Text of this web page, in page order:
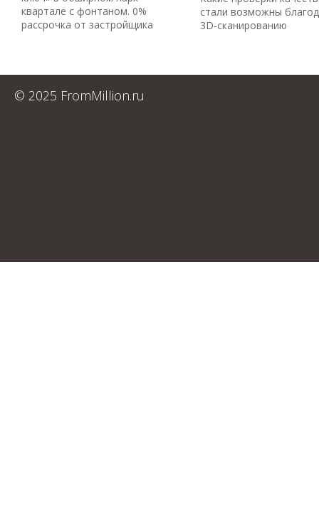
квартале с фонтаном. 0%
рассрочка от застройщика
стали возможны
3D-сканированию
© 2025 FromMillion.ru